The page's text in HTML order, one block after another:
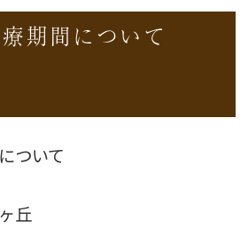
期間について
ついて
丘